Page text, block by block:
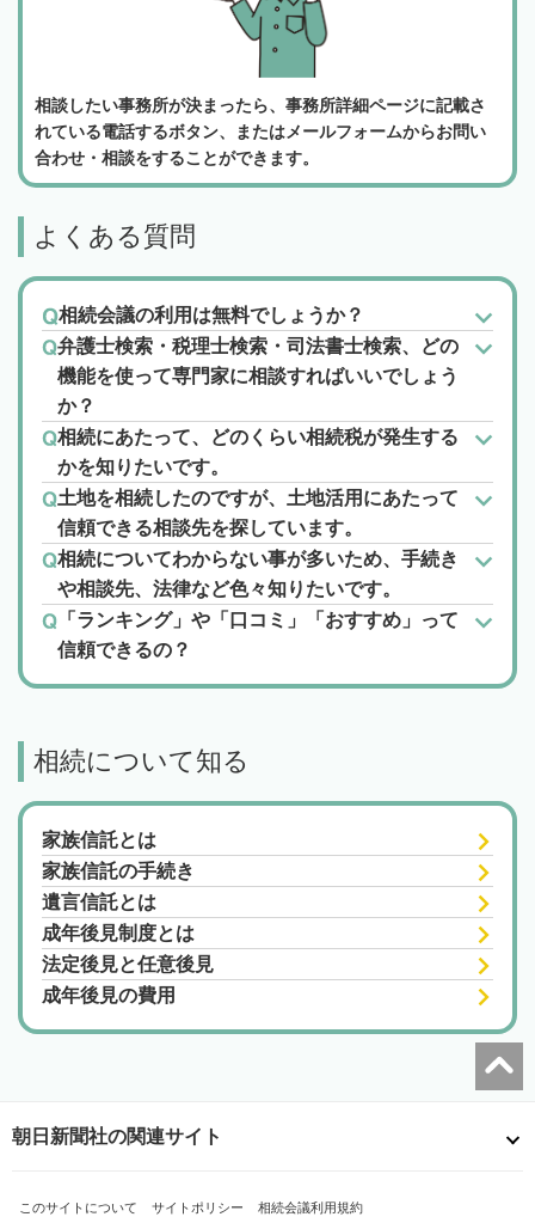
相談したい事務所が決まったら、事務所詳細ページに記載さ
れている電話するボタン、またはメールフォームからお問い
合わせ・相談をすることができます。
よくある質問
相続会議の利用は無料でしょうか？
弁護士検索・税理士検索・司法書士検索、どの
機能を使って専門家に相談すればいいでしょう
か？
相続にあたって、どのくらい相続税が発生する
かを知りたいです。
土地を相続したのですが、土地活用にあたって
信頼できる相談先を探しています。
相続についてわからない事が多いため、手続き
や相談先、法律など色々知りたいです。
「ランキング」や「口コミ」「おすすめ」って
信頼できるの？
相続について知る
家族信託とは
家族信託の手続き
遺言信託とは
成年後見制度とは
法定後見と任意後見
成年後見の費用
朝日新聞社の関連サイト
このサイトについて サイトポリシー 相続会議利用規約